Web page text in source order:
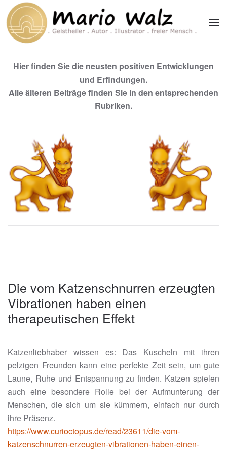
Zum Hauptinhalt springen
Hier finden Sie die neusten positiven Entwicklungen
und Erfindungen.
Alle älteren Beiträge finden Sie in den entsprechenden
Rubriken.
Die vom Katzenschnurren erzeugten
Vibrationen haben einen
therapeutischen Effekt
Katzenliebhaber wissen es: Das Kuscheln mit ihren
pelzigen Freunden kann eine perfekte Zeit sein, um gute
Laune, Ruhe und Entspannung zu finden. Katzen spielen
auch eine besondere Rolle bei der Aufmunterung der
Menschen, die sich um sie kümmern, einfach nur durch
ihre Präsenz.
https://www.curioctopus.de/read/23611/die-vom-
katzenschnurren-erzeugten-vibrationen-haben-einen-